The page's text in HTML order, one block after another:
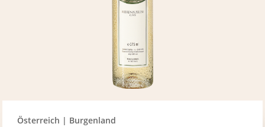
Österreich | Burgenland